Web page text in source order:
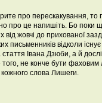
про перескакування, то
про це напишіть. Бо
від жовчі до прихованої
письменників відколи
Івана Дзюби, а й
того, не конче бути
кожного слова Лишеги.